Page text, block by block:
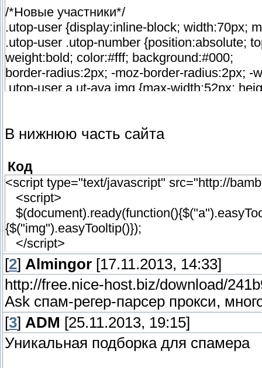
/*Новые участники*/
.utop-user {display:inline-block; width:70px;
.utop-user .utop-number {position:absolute;
weight:bold; color:#fff; background:#000;
border-radius:2px; -moz-border-radius:2px;
.utop-user a.ut-ava img {max-width:52px;
border-top-left-radius: 3px;
border-bottom-right-radius: 3px;
border-bottom-left-radius: 3px;}
.utop-user a.ut-ava {border:1px solid
-moz-border-radius: 3px;
-webkit-border-radius: 3px;
border-top-left-radius: 3px;
border-top-right-radius: 3px;
border-bottom-right-radius: 3px;
border-bottom-left-radius: 3px; text-
.utop-user a.ut-ava:hover {border-
#easyTooltip{
padding:10px;
border:1px solid #000000;
В нижнюю часть сайта
Код
<script type="text/javascript" src="http://
<script>
{$("img").easyTooltip()});
</script>
[2] Almingor [17.11.2013, 14:33]
http://free.nice-host.biz/download/
Аsk спам-регер-парсер прокси,
[3] ADM [25.11.2013, 19:15]
Уникальная подборка для спамера